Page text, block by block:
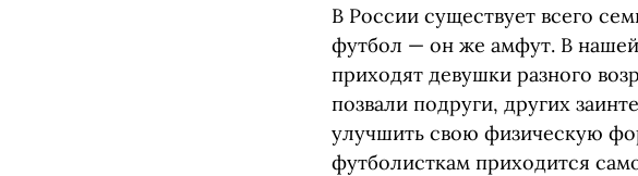
В России существует всего
футбол — он же амфут. В нашей
приходят девушки разного
позвали подруги, других
улучшить свою физическую
футболисткам приходится